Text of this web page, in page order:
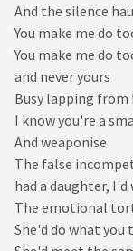
And the silence
You make me do
You make me do
and never yours
Busy lapping
I know you're a
And weaponise
The false
had a daughter,
The emotional
She'd do what you